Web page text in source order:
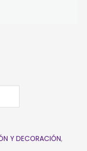
Y DECORACIÓN,